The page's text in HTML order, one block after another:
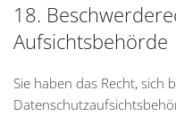
18.
Aufsichtsbehörde
Sie haben das Recht, sich